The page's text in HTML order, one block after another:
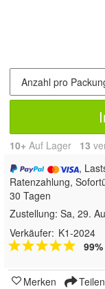
10+ Auf Lager 13
,
Ratenzahlung,
30 Tagen
Zustellung: Sa, 29.
Verkäufer: K1-2024
Merken Teilen